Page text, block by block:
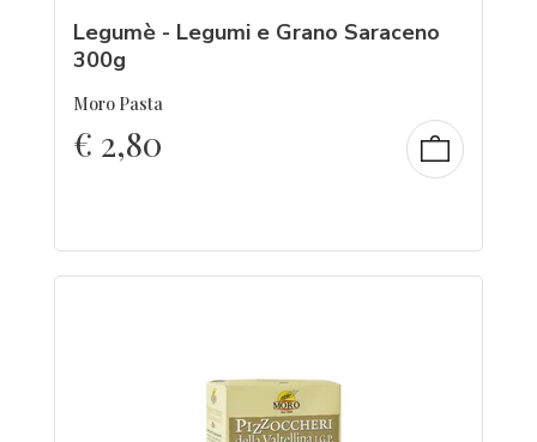
Legumè - Legumi e Grano Saraceno
300g
Moro Pasta
€ 2,80